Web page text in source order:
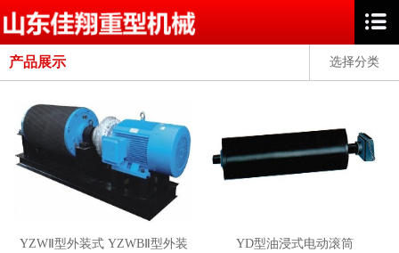
选择分类
产品展示
YZWⅡ型外装式 YZWBⅡ型外装 YD型油浸式电动滚筒